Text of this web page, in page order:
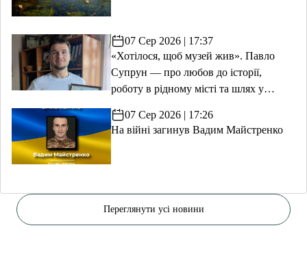
07 Сер 2026 | 17:37
«Хотілося, щоб музей жив». Павло
Супрун — про любов до історії,
роботу в рідному місті та шлях у
07 Сер 2026 | 17:26
На війні загинув Вадим Майстренко
Переглянути усі новини